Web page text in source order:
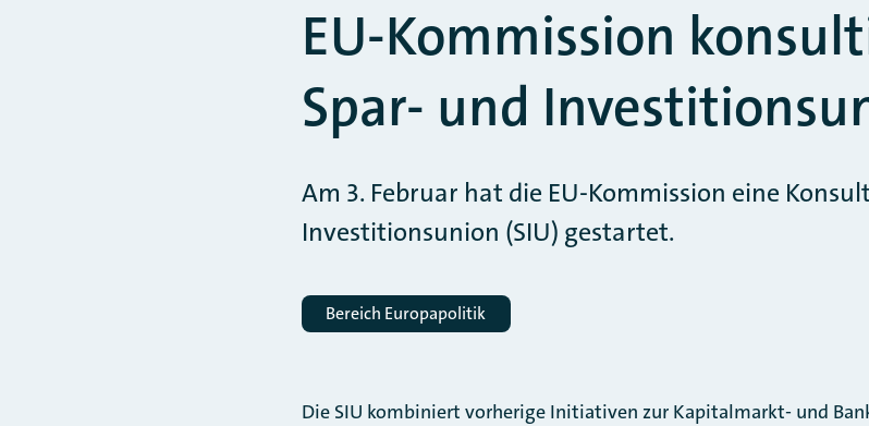
EU-Kommission
Spar- und
Am 3. Februar hat die EU-Kommission eine
Investitionsunion (SIU) gestartet.
Bereich Europapolitik
Die SIU kombiniert vorherige Initiativen zur Kapitalmarkt- und